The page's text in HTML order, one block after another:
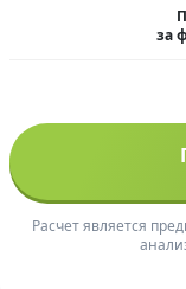
за
Расчет является